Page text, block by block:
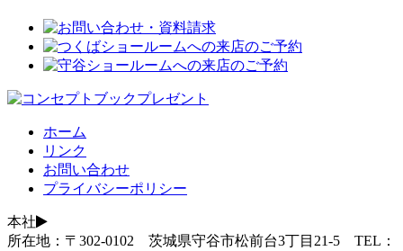
ホーム
リンク
お問い合わせ
プライバシーポリシー
本社
所在地：〒302-0102 茨城県守谷市松前台3丁目21-5 TEL：